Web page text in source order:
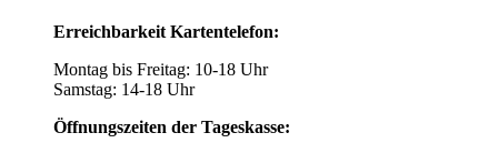
Erreichbarkeit Kartentelefon:
Montag bis Freitag: 10-18 Uhr
Samstag: 14-18 Uhr
Öffnungszeiten der Tageskasse: